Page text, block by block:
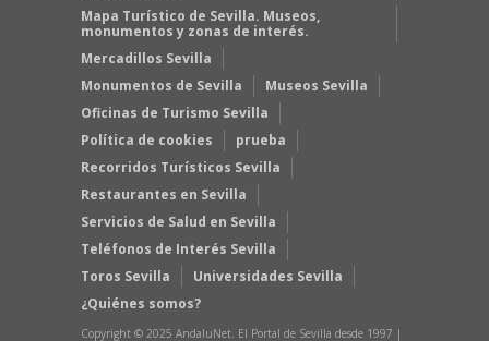
Mapa Turístico de Sevilla. Museos,
monumentos y zonas de interés.
Mercadillos Sevilla
Monumentos de Sevilla
Museos Sevilla
Oficinas de Turismo Sevilla
Política de cookies
prueba
Recorridos Turísticos Sevilla
Restaurantes en Sevilla
Servicios de Salud en Sevilla
Teléfonos de Interés Sevilla
Toros Sevilla
Universidades Sevilla
¿Quiénes somos?
Copyright © 2025 AndaluNet. El Portal de Sevilla desde 1997 |